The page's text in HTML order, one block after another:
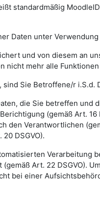
standardmäßig
Daten unter Verwendung
und von diesem an
nicht mehr alle
Sie Betroffene/r
die Sie betreffen und
(gemäß Art.
den Verantwortlichen
DSGVO).
Art. 22 DSGVO).
bei einer